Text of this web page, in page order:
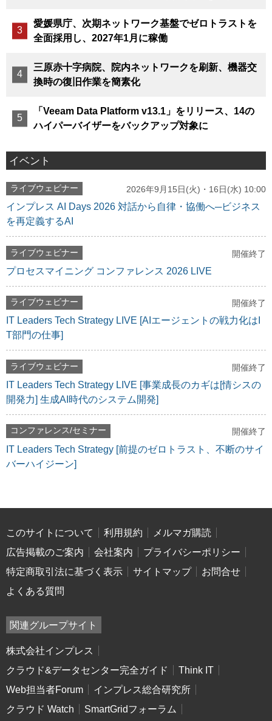
愛媛県庁、次期ネットワーク基盤でゼロトラストを
全面採用し、2027年1月に稼働
三原赤十字病院、院内ネットワークを刷新、機器交
換時の復旧作業を簡素化
「Veeam Data Platform v13.1」をリリース、14の
ハイパーバイザーをバックアップ対象に
イベント
ライブウェビナー 2026年9月15日(火)・16日(水) 10:00
インプレス AI Days 2026 対話から自律・協働へ─ビジネス
を再定義するAI
ライブウェビナー 開催終了
プロセスマイニング コンファレンス 2026 LIVE
ライブウェビナー 開催終了
IT Leaders Tech Strategy LIVE [AIエージェントの戦力化はI
T部門の仕事]
ライブウェビナー 開催終了
IT Leaders Tech Strategy LIVE [事業成長のカギは[情シスの
開発力] 生成AI時代のシステム開発]
コンファレンス/セミナー 開催終了
IT Leaders Tech Strategy [前提のゼロトラスト、不断のサイ
バーハイジーン]
このサイトについて 利用規約
メルマガ購読
広告掲載のご案内
会社案内
プライバシーポリシー
特定商取引法に基づく表示
サイトマップ
お問合せ
よくある質問
関連グループサイト
株式会社インプレス
クラウド&データセンター完全ガイド
Think IT
Web担当者Forum
インプレス総合研究所
クラウド Watch
SmartGridフォーラム